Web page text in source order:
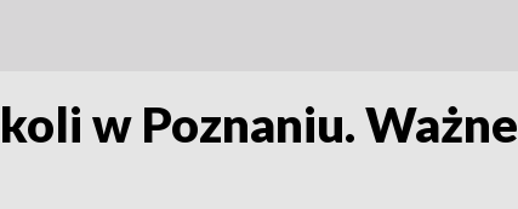
w Poznaniu. Ważne